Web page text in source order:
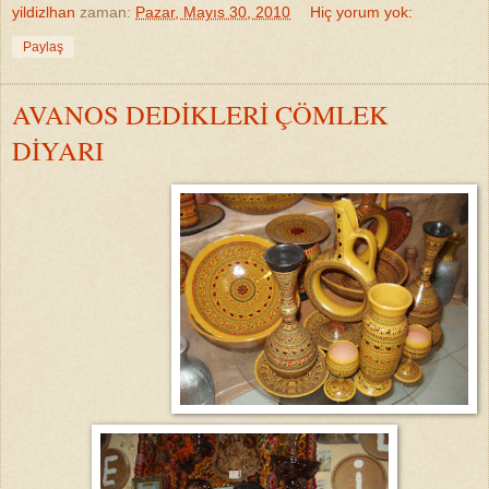
yildizlhan zaman: Pazar, Mayıs 30, 2010 Hiç yorum yok:
Paylaş
AVANOS DEDİKLERİ ÇÖMLEK
DİYARI